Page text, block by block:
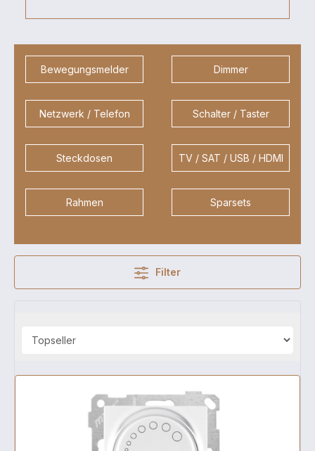
Bewegungsmelder Dimmer
Netzwerk / Telefon Schalter / Taster
Steckdosen TV / SAT / USB / HDMI
Rahmen Sparsets
Filter